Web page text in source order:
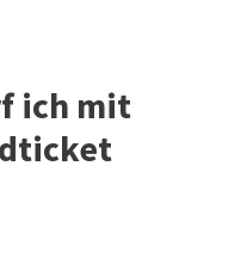
ich mit